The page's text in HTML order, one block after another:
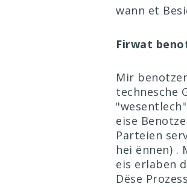
wann et
Firwat
Mir
technesche
eise
Parteien
hei ënnen) .
eis erlaben
Dëse